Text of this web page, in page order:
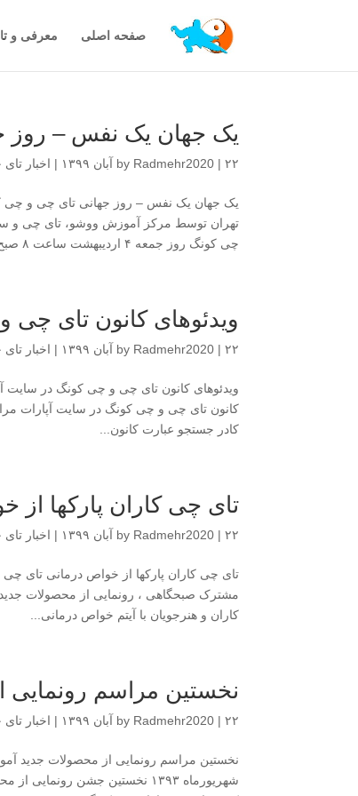
صفحه اصلی معرفی و
یک جهان یک نفس – روز
by Radmehr2020| ۲۲ آبان ۱۳۹۹ | اخبار
یک جهان یک نفس – روز جهانی تای چی و چی
تهران توسط مرکز آموزش ووشو، تای چی و
چی کونگ روز جمعه ۴ اردیبهشت ساعت ۸ صبح...
ویدئوهای کانون تای
by Radmehr2020| ۲۲ آبان ۱۳۹۹ | اخبار
ویدئوهای کانون تای چی و چی کونگ در سایت
کادر جستجو عبارت کانون...
تای چی کاران پارکها
by Radmehr2020| ۲۲ آبان ۱۳۹۹ | اخبار
تای چی کاران پارکها از خواص درمانی تای
کاران و هنرجویان با آیتم خواص درمانی...
نخستین مراسم
by Radmehr2020| ۲۲ آبان ۱۳۹۹ | اخبار
شهریورماه ۱۳۹۳ نخستین جشن